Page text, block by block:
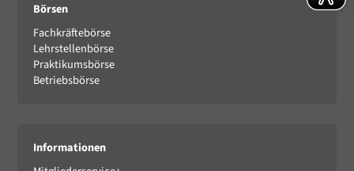
Börsen
Fachkräftebörse
Lehrstellenbörse
Praktikumsbörse
Betriebsbörse
Informationen